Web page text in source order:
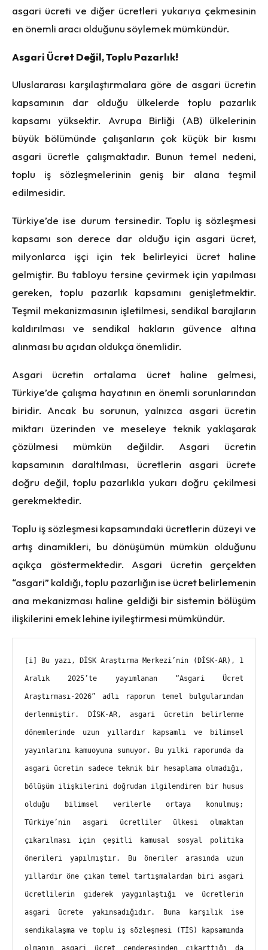
asgari ücreti ve diğer ücretleri yukarıya çekmesinin
en önemli aracı olduğunu söylemek mümkündür.
Asgari Ücret Değil, Toplu Pazarlık!
Uluslararası karşılaştırmalara göre de asgari ücretin
kapsamının dar olduğu ülkelerde toplu pazarlık
kapsamı yüksektir. Avrupa Birliği (AB) ülkelerinin
büyük bölümünde çalışanların çok küçük bir kısmı
asgari ücretle çalışmaktadır. Bunun temel nedeni,
toplu iş sözleşmelerinin geniş bir alana teşmil
edilmesidir.
Türkiye’de ise durum tersinedir. Toplu iş sözleşmesi
kapsamı son derece dar olduğu için asgari ücret,
milyonlarca işçi için tek belirleyici ücret haline
gelmiştir. Bu tabloyu tersine çevirmek için yapılması
gereken, toplu pazarlık kapsamını genişletmektir.
Teşmil mekanizmasının işletilmesi, sendikal barajların
kaldırılması ve sendikal hakların güvence altına
alınması bu açıdan oldukça önemlidir.
Asgari ücretin ortalama ücret haline gelmesi,
Türkiye’de çalışma hayatının en önemli sorunlarından
biridir. Ancak bu sorunun, yalnızca asgari ücretin
miktarı üzerinden ve meseleye teknik yaklaşarak
çözülmesi mümkün değildir. Asgari ücretin
kapsamının daraltılması, ücretlerin asgari ücrete
doğru değil, toplu pazarlıkla yukarı doğru çekilmesi
gerekmektedir.
Toplu iş sözleşmesi kapsamındaki ücretlerin düzeyi ve
artış dinamikleri, bu dönüşümün mümkün olduğunu
açıkça göstermektedir. Asgari ücretin gerçekten
“asgari” kaldığı, toplu pazarlığın ise ücret belirlemenin
ana mekanizması haline geldiği bir sistemin bölüşüm
ilişkilerini emek lehine iyileştirmesi mümkündür.
[i] Bu yazı, DİSK Araştırma Merkezi’nin (DİSK-AR), 1
Aralık 2025’te yayımlanan “Asgari Ücret
Araştırması-2026” adlı raporun temel bulgularından
derlenmiştir. DİSK-AR, asgari ücretin belirlenme
dönemlerinde uzun yıllardır kapsamlı ve bilimsel
yayınlarını kamuoyuna sunuyor. Bu yılki raporunda da
asgari ücretin sadece teknik bir hesaplama olmadığı,
bölüşüm ilişkilerini doğrudan ilgilendiren bir husus
olduğu bilimsel verilerle ortaya konulmuş;
Türkiye’nin asgari ücretliler ülkesi olmaktan
çıkarılması için çeşitli kamusal sosyal politika
önerileri yapılmıştır. Bu öneriler arasında uzun
yıllardır öne çıkan temel tartışmalardan biri asgari
ücretlilerin giderek yaygınlaştığı ve ücretlerin
asgari ücrete yakınsadığıdır. Buna karşılık ise
sendikalaşma ve toplu iş sözleşmesi (TİS) kapsamında
olmanın asgari ücret cenderesinden çıkarttığı da